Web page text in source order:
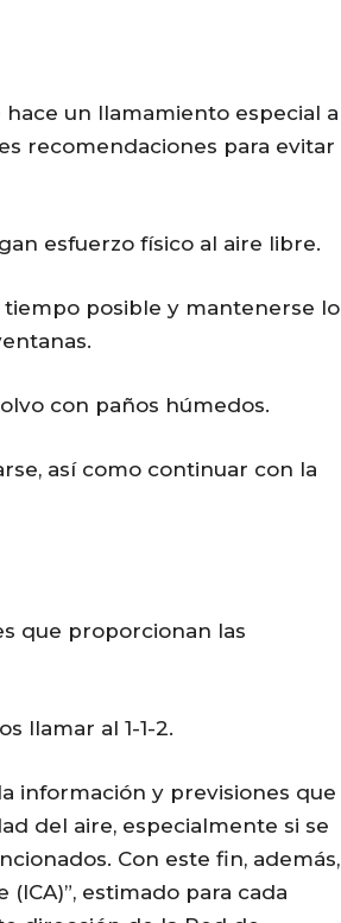
un llamamiento especial a
recomendaciones para evitar
esfuerzo físico al aire libre.
posible y mantenerse lo
con paños húmedos.
así como continuar con la
que proporcionan las
llamar al 1-1-2.
información y previsiones que
del aire, especialmente si se
Con este fin, además,
estimado para cada